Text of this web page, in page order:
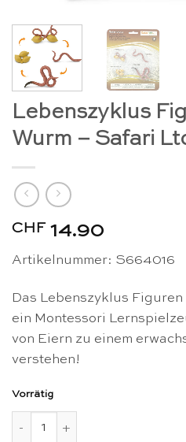
Lebenszyklus
Wurm – Safari
CHF 14.90
Artikelnummer: S664016
Das Lebenszyklus
ein Montessori
von Eiern zu einem
verstehen!
Vorrätig